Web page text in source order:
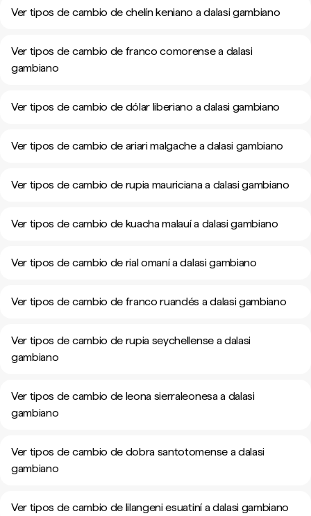
Ver tipos de cambio de chelín keniano a dalasi gambiano
Ver tipos de cambio de franco comorense a dalasi
gambiano
Ver tipos de cambio de dólar liberiano a dalasi gambiano
Ver tipos de cambio de ariari malgache a dalasi gambiano
Ver tipos de cambio de rupia mauriciana a dalasi gambiano
Ver tipos de cambio de kuacha malauí a dalasi gambiano
Ver tipos de cambio de rial omaní a dalasi gambiano
Ver tipos de cambio de franco ruandés a dalasi gambiano
Ver tipos de cambio de rupia seychellense a dalasi
gambiano
Ver tipos de cambio de leona sierraleonesa a dalasi
gambiano
Ver tipos de cambio de dobra santotomense a dalasi
gambiano
Ver tipos de cambio de lilangeni esuatiní a dalasi gambiano